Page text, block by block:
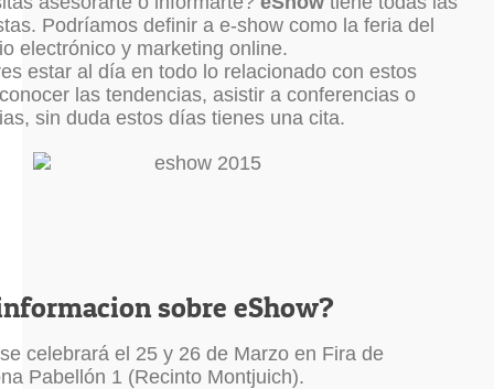
Podríamos definir a e-show como la feria del
electrónico y marketing online.
estar al día en todo lo relacionado con estos
las tendencias, asistir a conferencias o
sin duda estos días tienes una cita.
sobre eShow?
celebrará el 25 y 26 de Marzo en Fira de
Pabellón 1 (Recinto Montjuich).